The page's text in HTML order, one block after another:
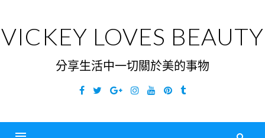
content
VICKEY LOVES BEAUTY
分享生活中一切關於美的事物
Facebook
TwitterGoogleInstagramYouTubePinterest
Tumblr